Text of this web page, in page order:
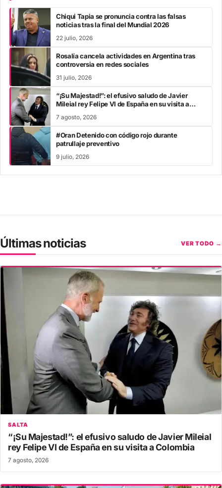
Chiqui Tapia se pronuncia contra las falsas
noticias tras la final del Mundial 2026
22 julio, 2026
Rosalía cancela actividades en Argentina tras
controversia en redes sociales
31 julio, 2026
“¡Su Majestad!”: el efusivo saludo de Javier
Mileial rey Felipe VI de España en su visita a
7 agosto, 2026
#Oran Detenido con código rojo durante
patrullaje preventivo
9 julio, 2026
Últimas noticias VER TODO →
SALTA
“¡Su Majestad!”: el efusivo saludo de Javier Mileial
rey Felipe VI de España en su visita a Colombia
7 agosto, 2026